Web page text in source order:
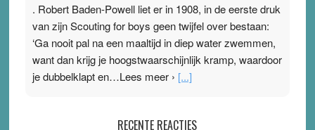
. Robert Baden-Powell liet er in 1908, in de eerste druk
van zijn Scouting for boys geen twijfel over bestaan:
‘Ga nooit pal na een maaltijd in diep water zwemmen,
want dan krijg je hoogstwaarschijnlijk kramp, waardoor
je dubbelklapt en…Lees meer › [...]
RECENTE REACTIES